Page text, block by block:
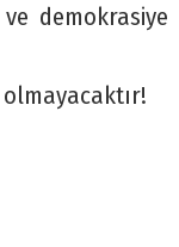
demokrasiye